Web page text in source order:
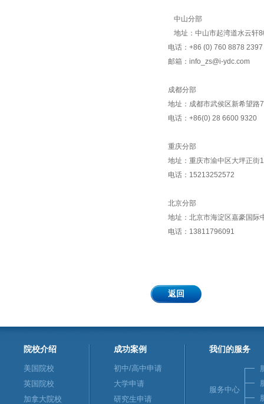
中山分部
地址：中山市起湾道水云轩
电话：+86 (0) 760 8878 2397
邮箱：info_zs@i-ydc.com
成都分部
地址：成都市武侯区新希望路7
电话：+86(0) 28 6600 9320
重庆分部
地址：重庆市渝中区大坪正街
电话：15213252572
北京分部
地址：北京市海淀区嘉豪国际
电话：13811796091
返回
院校介绍
美国院校
英国院校
加拿大院校
成功案例
初中/高中申请
大学申请
研究生申请
我们的服务
服务中心